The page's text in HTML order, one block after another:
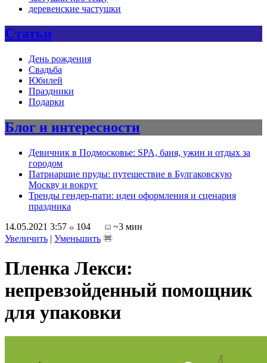
деревенские частушки
Статьи
День рождения
Свадьба
Юбилей
Праздники
Подарки
Блог и интересности
Девичник в Подмосковье: SPA, баня, ужин и отдых за
городом
Патриаршие пруды: путешествие в Булгаковскую
Москву и вокруг
Тренды гендер-пати: идеи оформления и сценария
праздника
14.05.2021 3:57
104
~3 мин
Увеличить | Уменьшить
Пленка Лекси:
непревзойденный помощник
для упаковки